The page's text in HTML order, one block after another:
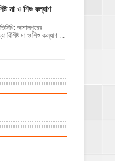
মা ও শিশু কল্যাণ
জামালপুরের
মা ও শিশু কল্যাণ ...